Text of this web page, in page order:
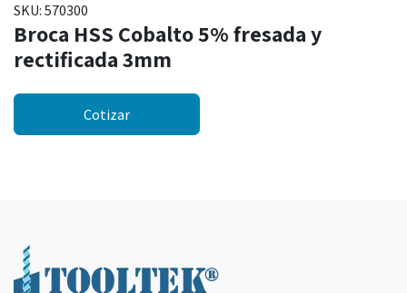
SKU: 570300
Broca HSS Cobalto 5% fresada y
rectificada 3mm
Cotizar